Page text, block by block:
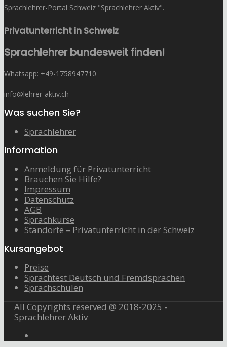
Sprachlehrer-Portal Schweiz "Sprachlehrer Aktiv".
Privatunterricht in Schweiz
Sprachlehrer bundesweit finden!
Whatsapp: ‭+49-1758947710
info@lehrer-aktiv.ch
Was suchen Sie?
Sprachlehrer
Information
Anmeldung für Privatunterricht
Brauchen Sie Hilfe?
Impressum
Datenschutz
AGB
Sprachkurse
Standorte – Privatunterricht in der Schweiz
Kursangebot
Preise
Sprachtest Deutsch und Fremdsprachen
Sprachschulen
All Copyrights reserved @ 2018-2025 -
Sprachlehrer Aktiv